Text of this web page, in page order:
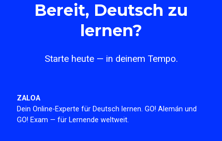
Bereit, Deutsch zu
lernen?
Starte heute — in deinem Tempo.
ZALOA
Dein Online-Experte für Deutsch lernen. GO! Alemán und
GO! Exam — für Lernende weltweit.